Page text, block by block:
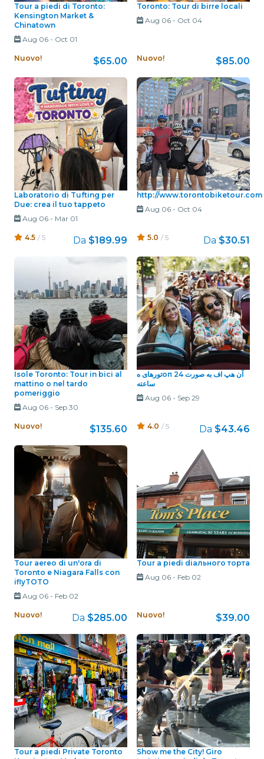
Tour a piedi di Toronto:
Kensington Market &
Chinatown
Aug 06- Oct 01
Nuovo! $65.00
Toronto: Tour di birre locali
Aug 06- Oct 04
Nuovo! $85.00
Laboratorio di Tufting per
Due: crea il tuo tappeto
Aug 06- Mar 01
4.5 / 5 Da $189.99
http://www.torontobiketour.com
Aug 06- Oct 04
5.0 / 5 Da $30.51
Isole Toronto: Tour in bici al
mattino o nel tardo
pomeriggio
Aug 06- Sep 30
Nuovo! $135.60
تورهای هоп آن هپ اف به صورت 24
ساعته
Aug 06- Sep 29
4.0 / 5 Da $43.46
Tour aereo di un'ora di
Toronto e Niagara Falls con
iflyTOTO
Aug 06- Feb 02
Nuovo! Da $285.00
Tour a piedi diального торта
Aug 06- Feb 02
Nuovo! $39.00
Tour a piedi Private Toronto
Show me the City! Giro